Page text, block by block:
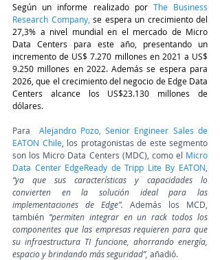
Según un informe realizado por The Business
Research Company, se espera un crecimiento del
27,3% a nivel mundial en el mercado de Micro
Data Centers para este año, presentando un
incremento de US$ 7.270 millones en 2021 a US$
9.250 millones en 2022. Además se espera para
2026, que el crecimiento del negocio de Edge Data
Centers alcance los US$23.130 millones de
dólares.
Para Alejandro Pozo, Senior Engineer Sales de
EATON Chile, los protagonistas de este segmento
son los Micro Data Centers (MDC), como el Micro
Data Center EdgeReady de Tripp Lite By EATON
“ya que sus características y capacidades lo
convierten en la solución ideal para las
implementaciones de Edge”. Además los MCD,
también “permiten integrar en un rack todos los
componentes que las empresas requieren para que
su infraestructura TI funcione, ahorrando energía,
espacio y brindando más seguridad”, añadió.